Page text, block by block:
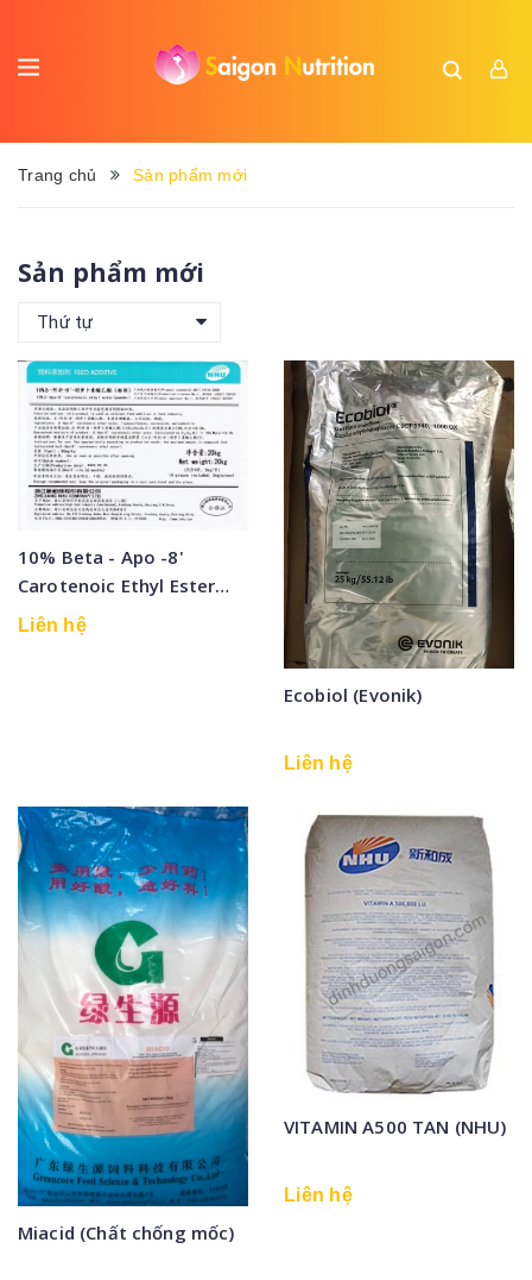
Trang chủ Sản phẩm mới
Sản phẩm mới
Thứ tự
10% Beta - Apo -8'
Carotenoic Ethyl Ester
(Powder)
Liên hệ
Ecobiol (Evonik)
Liên hệ
Miacid (Chất chống mốc)
VITAMIN A500 TAN (NHU)
Liên hệ